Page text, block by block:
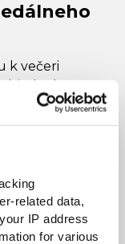
related data,
IP address
for various
k večeri
súčasťou
nový
čo už poznajú